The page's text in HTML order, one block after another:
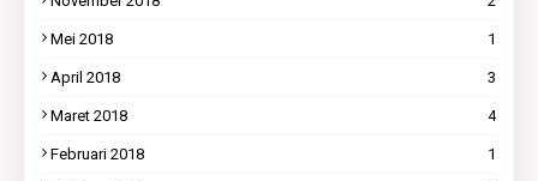
Mei 2018 1
April 2018 3
Maret 2018 4
Februari 2018 1